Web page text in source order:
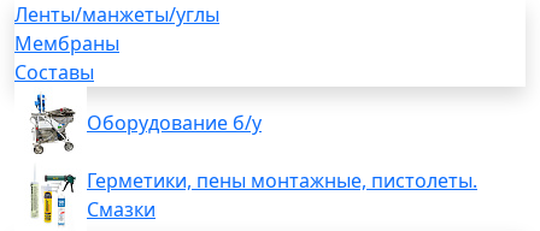
Ленты/манжеты/углы
Мембраны
Составы
Оборудование б/у
Герметики, пены монтажные, пистолеты.
Смазки